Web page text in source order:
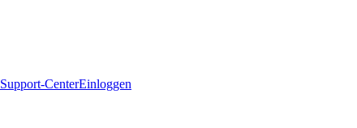
Support-CenterEinloggen